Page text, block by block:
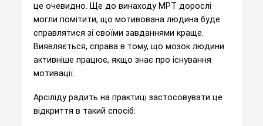
це очевидно. Ще до винаходу МРТ дорослі
могли помітити, що мотивована людина буде
справлятися зі своїми завданнями краще.
Виявляється, справа в тому, що мозок людини
активніше працює, якщо знає про існування
мотивації.
Арсіліду радить на практиці застосовувати це
відкриття в такий спосіб: